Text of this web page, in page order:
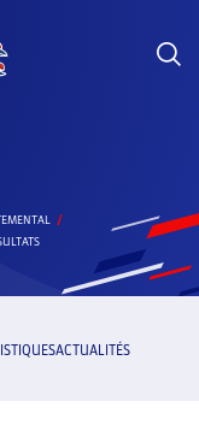
ACTUALITÉS